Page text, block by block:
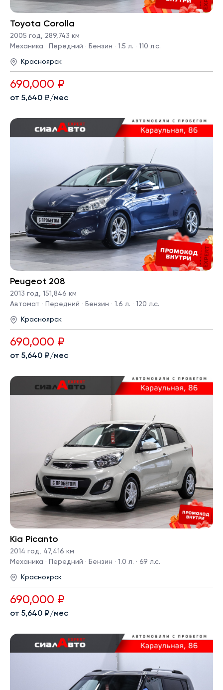
Toyota Corolla
2005 год, 289,743 км
Механика · Передний · Бензин · 1.5 л. · 110 л.с.
Красноярск
690,000 ₽
от 5,640 ₽/мес
Peugeot 208
2013 год, 151,846 км
Автомат · Передний · Бензин · 1.6 л. · 120 л.с.
Красноярск
690,000 ₽
от 5,640 ₽/мес
Kia Picanto
2014 год, 47,416 км
Механика · Передний · Бензин · 1.0 л. · 69 л.с.
Красноярск
690,000 ₽
от 5,640 ₽/мес